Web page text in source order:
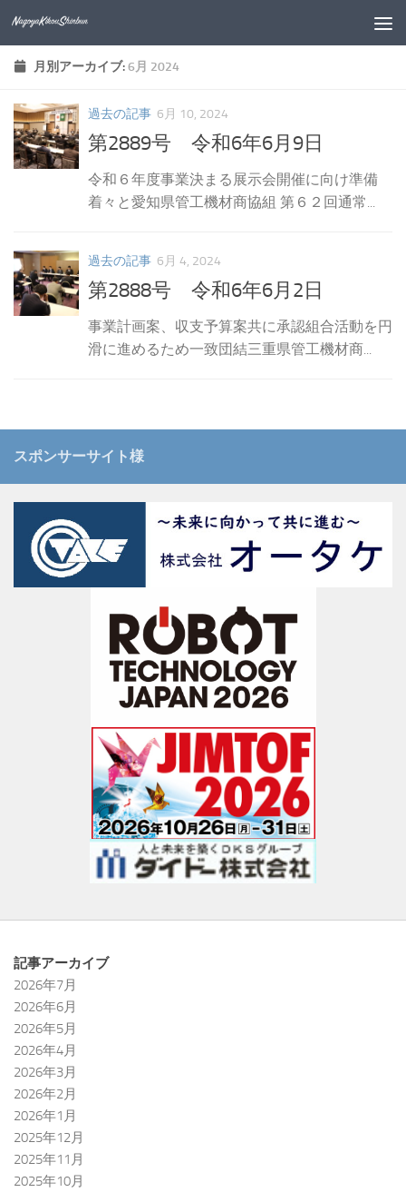
コンテンツへスキップ
月別アーカイブ:6月 2024
過去の記事 6月 10, 2024
第2889号 令和6年6月9日
令和６年度事業決まる展示会開催に向け準備
着々と愛知県管工機材商協組 第６２回通常...
過去の記事 6月 4, 2024
第2888号 令和6年6月2日
事業計画案、収支予算案共に承認組合活動を円
滑に進めるため一致団結三重県管工機材商...
スポンサーサイト様
記事アーカイブ
2026年7月
2026年6月
2026年5月
2026年4月
2026年3月
2026年2月
2026年1月
2025年12月
2025年11月
2025年10月